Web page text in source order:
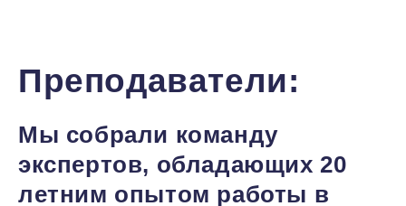
Преподаватели:
Мы собрали команду
экспертов, обладающих 20
летним опытом работы в